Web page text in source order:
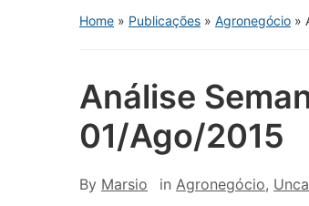
Home » Publicações » Agronegócio »
Análise
01/Ago/2015
By Marsio in Agronegócio,